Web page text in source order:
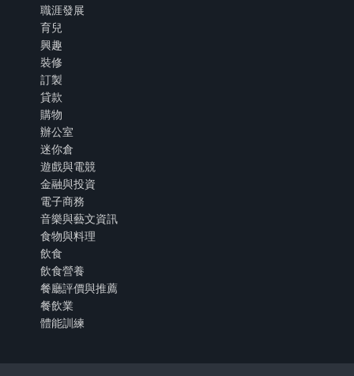
職涯發展
育兒
興趣
裝修
訂製
貸款
購物
辦公室
迷你倉
遊戲與電競
金融與投資
電子商務
音樂與藝文資訊
食物與料理
飲食
飲食營養
餐廳評價與推薦
餐飲業
體能訓練